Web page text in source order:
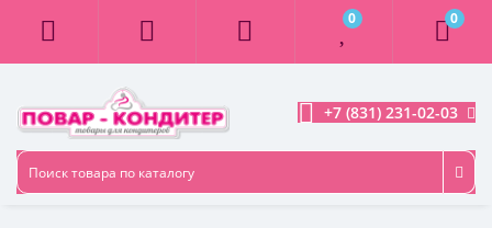
0 0
+7 (831) 231-02-03